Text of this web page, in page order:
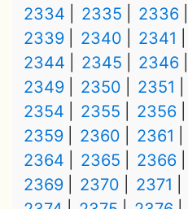
2334
2335 2336
2339
2340 2341
2344
2345 2346
2349
2350 2351
2354
2355 2356
2359
2360 2361
2364
2365 2366
2369
2370 2371